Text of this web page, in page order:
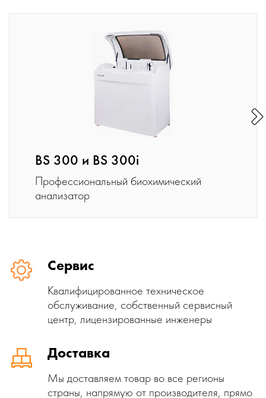
BS 300 и BS 300i
Профессиональный биохимический
анализатор
Сервис
Квалифицированное техническое
обслуживание, собственный сервисный
центр, лицензированные инженеры
Доставка
Мы доставляем товар во все регионы
страны, напрямую от производителя, прямо